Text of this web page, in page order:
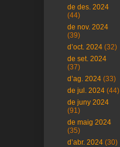
de des. 2024
(44)
de nov. 2024
(39)
d’oct. 2024 (32)
de set. 2024
(37)
d’ag. 2024 (33)
de jul. 2024 (44)
de juny 2024
(91)
de maig 2024
(35)
d’abr. 2024 (30)